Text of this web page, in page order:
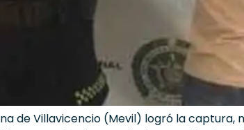
de Villavicencio (Mevil) logró la